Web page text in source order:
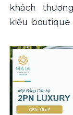
khách
kiểu